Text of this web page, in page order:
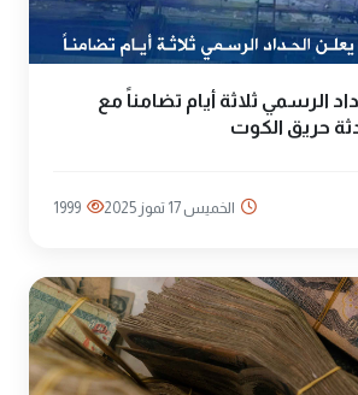
الرسمي ثلاثة أيام تضامناً مع
حريق الكوت
الخميس 17 تموز 2025 1999